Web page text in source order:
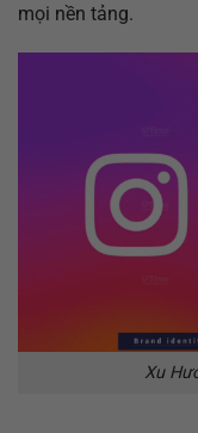
mọi nền tảng.
Xu